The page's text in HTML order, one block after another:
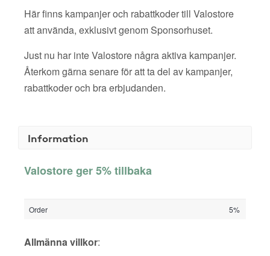
Här finns kampanjer och rabattkoder till Valostore
att använda, exklusivt genom Sponsorhuset.
Just nu har inte Valostore några aktiva kampanjer.
Återkom gärna senare för att ta del av kampanjer,
rabattkoder och bra erbjudanden.
Information
Valostore ger 5% tillbaka
Order 5%
Allmänna villkor: